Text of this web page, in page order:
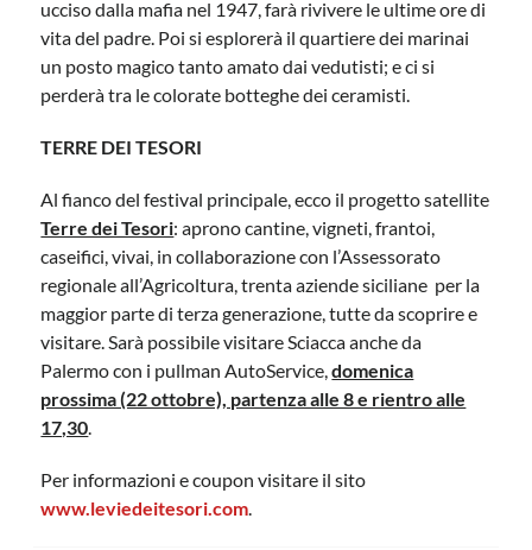
ucciso dalla mafia nel 1947, farà rivivere le ultime ore di
vita del padre. Poi si esplorerà il quartiere dei marinai
un posto magico tanto amato dai vedutisti; e ci si
perderà tra le colorate botteghe dei ceramisti.
TERRE DEI TESORI
Al fianco del festival principale, ecco il progetto satellite
Terre dei Tesori: aprono cantine, vigneti, frantoi,
caseifici, vivai, in collaborazione con l’Assessorato
regionale all’Agricoltura, trenta aziende siciliane per la
maggior parte di terza generazione, tutte da scoprire e
visitare. Sarà possibile visitare Sciacca anche da
Palermo con i pullman AutoService,domenica
prossima (22 ottobre), partenza alle 8 e rientro alle
17,30.
Per informazioni e coupon visitare il sito
www.leviedeitesori.com.